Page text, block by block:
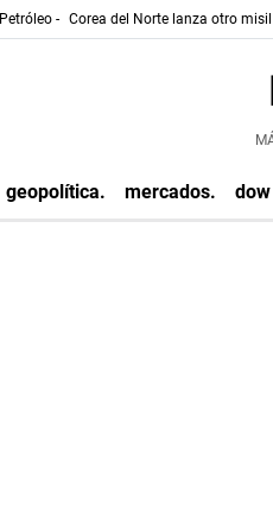
Petróleo - Corea del Norte lanza otro
geopolítica. mercados.